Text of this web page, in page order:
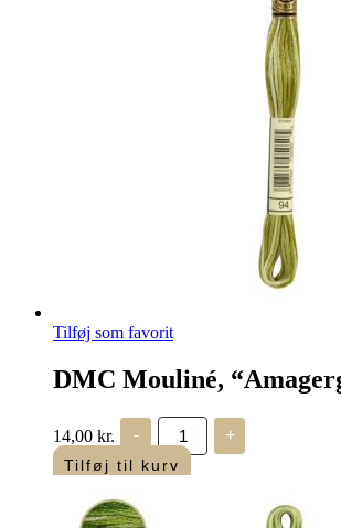
Tilføj som favorit
DMC Mouliné,
14,00 kr. -
DMC
Mouliné,
“Amagergarn”
–
+
Tilføj til kurv